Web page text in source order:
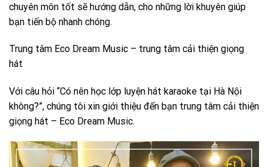
chuyên môn tốt sẽ hướng dẫn, cho những lời khuyên giúp
bạn tiến bộ nhanh chóng.
Trung tâm Eco Dream Music – trung tâm cải thiện giọng
hát
Với câu hỏi “Có nên học lớp luyện hát karaoke tại Hà Nội
không?”, chúng tôi xin giới thiệu đến bạn trung tâm cải thiện
giọng hát – Eco Dream Music.